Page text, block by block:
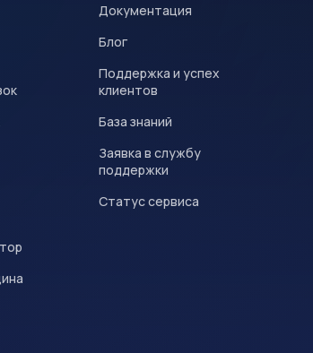
Документация
Блог
Поддержка и успех
клиентов
База знаний
Заявка в службу
поддержки
Статус сервиса